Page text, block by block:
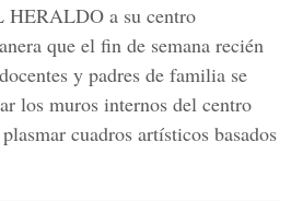
HERALDO a su centro
que el fin de semana recién
y padres de familia se
los muros internos del centro
cuadros artísticos basados